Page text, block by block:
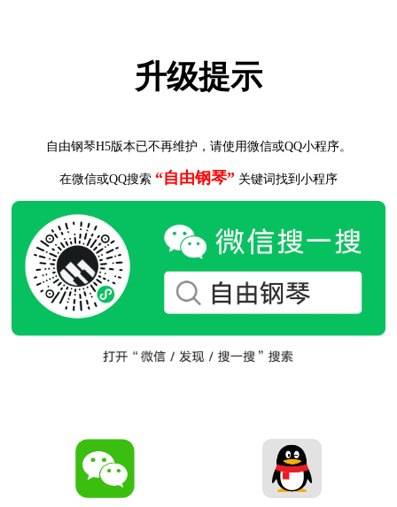
升级提示
自由钢琴H5版本已不再维护，请使用微信或QQ小程序。
在微信或QQ搜索 “自由钢琴” 关键词找到小程序